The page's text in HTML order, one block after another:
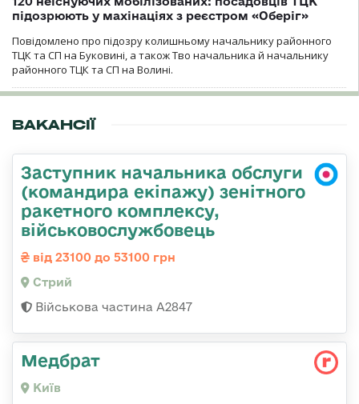
підозрюють у махінаціях з реєстром «Оберіг»
Повідомлено про підозру колишньому начальнику районного
ТЦК та СП на Буковині, а також Тво начальника й начальнику
районного ТЦК та СП на Волині.
ВАКАНСІЇ
Заступник начальника обслуги
(командира екіпажу) зенітного
ракетного комплексу,
військовослужбовець
від 23100 до 53100 грн
Стрий
Військова частина А2847
Медбрат
Київ